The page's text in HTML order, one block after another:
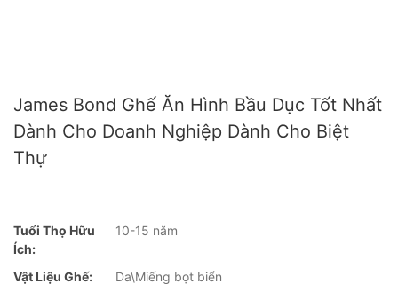
James Bond Ghế Ăn Hình Bầu Dục Tốt Nhất
Dành Cho Doanh Nghiệp Dành Cho Biệt
Thự
Tuổi Thọ Hữu
Ích:
10-15 năm
Vật Liệu Ghế:
Da\Miếng bọt biển